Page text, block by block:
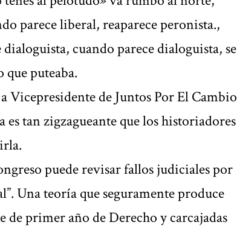
parece liberal, reaparece peronista.,
cuando parece dialoguista, se
puteaba.
Vicepresidente de Juntos Por El Cambio
tan zigzagueante que los historiadores
puede revisar fallos judiciales por
Una teoría que seguramente produce
de primer año de Derecho y carcajadas